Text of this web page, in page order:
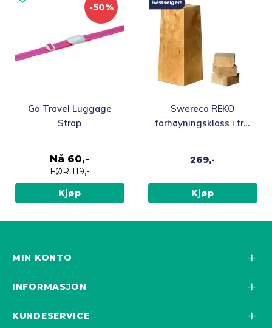
-50%
Go Travel Luggage
Strap
Nå 60,-
FØR 119,-
Kjøp
Swereco REKO
forhøyningskloss i tre,
269,-
Kjøp
MIN KONTO
INFORMASJON
KUNDESERVICE